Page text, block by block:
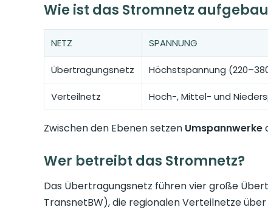
Wie ist das Stromnetz
NETZ SPANNUNG
Übertragungsnetz Höchstspannung
Verteilnetz Hoch-, Mittel- und
Zwischen den Ebenen setzen Umspannwerke
Wer betreibt das Stromnetz?
Das Übertragungsnetz führen vier große
TransnetBW), die regionalen Verteilnetze